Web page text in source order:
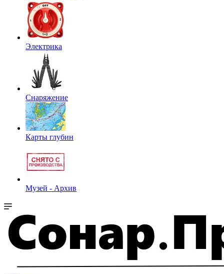
Электрика
Снаряжение
Карты глубин
Музей - Архив